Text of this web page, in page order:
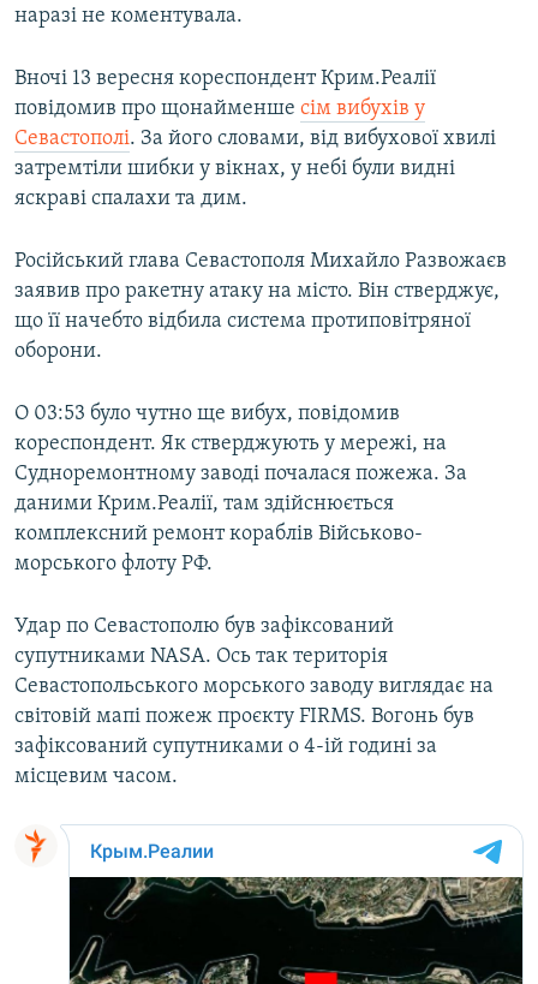
наразі не коментувала.
Вночі 13 вересня кореспондент Крим.Реалії
повідомив про щонайменше сім вибухів у
Севастополі. За його словами, від вибухової хвилі
затремтіли шибки у вікнах, у небі були видні
яскраві спалахи та дим.
Російський глава Севастополя Михайло Развожаєв
заявив про ракетну атаку на місто. Він стверджує,
що її начебто відбила система протиповітряної
оборони.
О 03:53 було чутно ще вибух, повідомив
кореспондент. Як стверджують у мережі, на
Судноремонтному заводі почалася пожежа. За
даними Крим.Реалії, там здійснюється
комплексний ремонт кораблів Військово-
морського флоту РФ.
Удар по Севастополю був зафіксований
супутниками NASA. Ось так територія
Севастопольського морського заводу виглядає на
світовій мапі пожеж проєкту FIRMS. Вогонь був
зафіксований супутниками о 4-ій годині за
місцевим часом.